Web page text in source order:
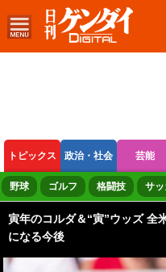
トピックス 政治・社会 芸能
ボートレース 競輪 オート
野球 ゴルフ 格闘技 サ
寅年のコルダ＆“寅”ウッズ 全
になる今後